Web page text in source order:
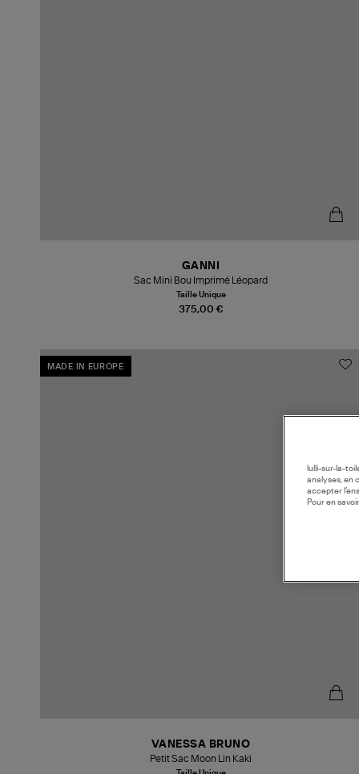
375,00 €
GANNI
Sac Mini Bou Imprimé Léopard
Taille Unique
MADE IN EUROPE
VANESSA BRUNO
Petit Sac Moon Lin Kaki
lulli-sur-la-
analyses, en
accepter
Pour en